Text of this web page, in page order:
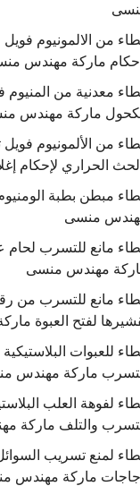
من الالمونيوم
ماركة مهندس
معدنية من
ماركة مهندس
من الألمونيوم
الحراري لإحكام
مبطن بطبة
منسى
مانع للتسرب
مهندس منسى
مانع للتسرب من
لفتح العبوة
للعبوات
ماركة مهندس
لفوهة العلب
والتلف ماركة
لمنع تسريب
ماركة مهندس